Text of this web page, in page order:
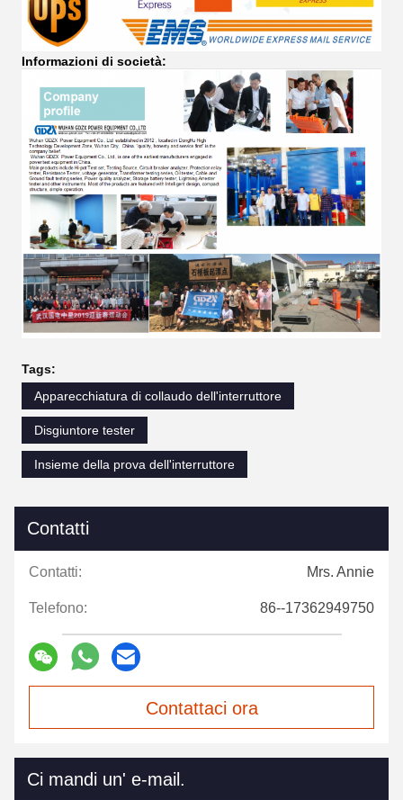
Informazioni di società:
Tags:
Apparecchiatura di collaudo dell'interruttore
Disgiuntore tester
Insieme della prova dell'interruttore
Contatti
Contatti: Mrs. Annie
Telefono: 86--17362949750
Contattaci ora
Ci mandi un' e-mail.